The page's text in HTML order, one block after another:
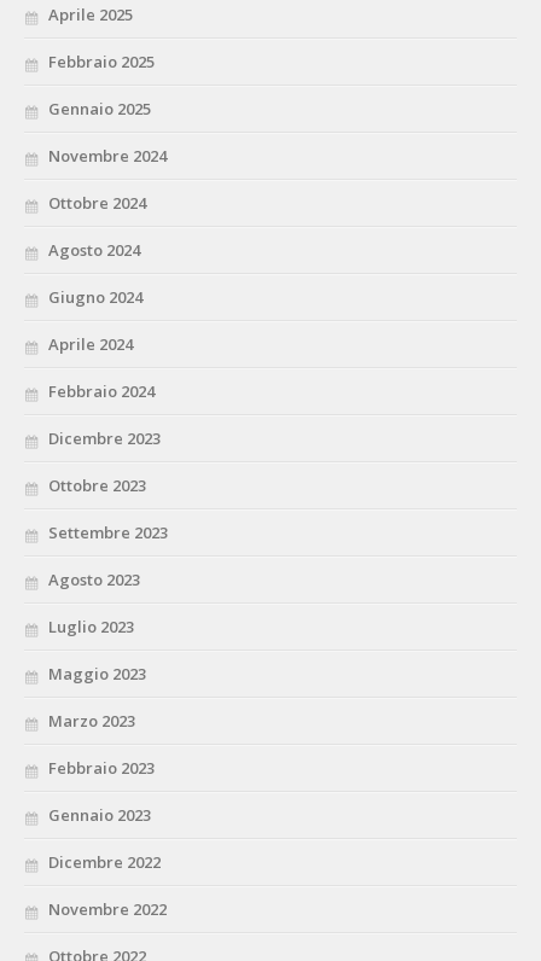
Aprile 2025
Febbraio 2025
Gennaio 2025
Novembre 2024
Ottobre 2024
Agosto 2024
Giugno 2024
Aprile 2024
Febbraio 2024
Dicembre 2023
Ottobre 2023
Settembre 2023
Agosto 2023
Luglio 2023
Maggio 2023
Marzo 2023
Febbraio 2023
Gennaio 2023
Dicembre 2022
Novembre 2022
Ottobre 2022